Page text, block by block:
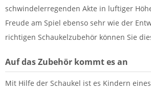
schwindelerregenden Akte in luftiger
Freude am Spiel ebenso sehr wie der
richtigen Schaukelzubehör können Sie
Auf das Zubehör kommt es an
Mit Hilfe der Schaukel ist es Kindern